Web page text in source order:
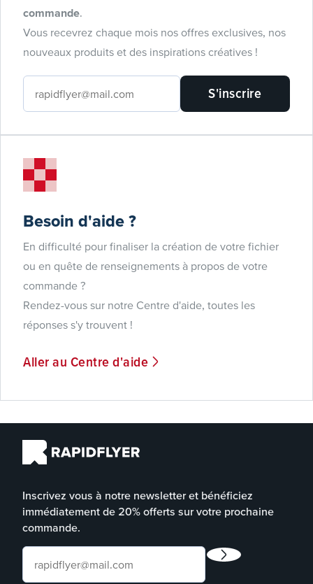
commande
Vous recevrez chaque mois nos offres exclusives, nos
nouveaux produits et des inspirations créatives !
S'inscrire
Besoin d'aide ?
En difficulté pour finaliser la création de votre fichier
ou en quête de renseignements à propos de votre
commande ?
Rendez-vous sur notre Centre d'aide, toutes les
réponses s'y trouvent !
Aller au Centre d'aide
Inscrivez vous à notre newsletter et bénéficiez
immédiatement de 20% offerts sur votre prochaine
commande.